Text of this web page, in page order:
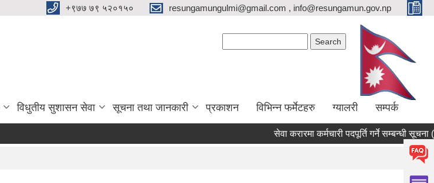
+९७७ ७९ ५२०१५० resungamungulmi@gmail.com , info@resungamun.gov.np
विधुतीय सुशासन सेवा सूचना तथा जानकारी प्रकाशन विभिन्न फर्मेटहरु ग्यालरी सम्पर्क
सेवा करारमा कर्मचारी पदपूर्ति गर्ने सम्बन्धी सूचना